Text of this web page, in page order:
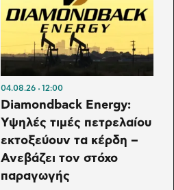
04.08.26 12:00
Diamondback Energy:
Υψηλές τιμές πετρελαίου
εκτοξεύουν τα κέρδη –
Ανεβάζει τον στόχο
παραγωγής